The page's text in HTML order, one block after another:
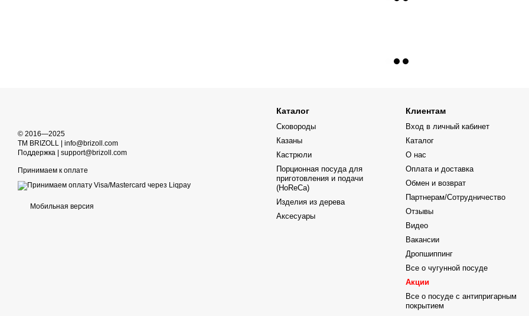
© 2016—2025
TM BRIZOLL | info@brizoll.com
Поддержка | support@brizoll.com
Принимаем к оплате
Мобильная версия
Каталог
Сковороды
Казаны
Кастрюли
Порционная посуда для
приготовления и подачи
(HoReCa)
Изделия из дерева
Аксесуары
Клиентам
Вход в личный кабинет
Каталог
О нас
Оплата и доставка
Обмен и возврат
Партнерам/Сотрудничество
Отзывы
Видео
Вакансии
Дропшиппинг
Все о чугунной посуде
Акции
Все о посуде с антипригарным
покрытием